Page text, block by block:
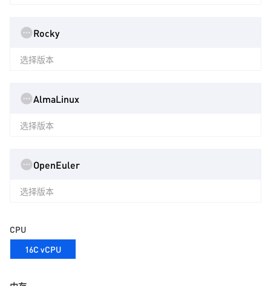
Rocky
选择版本
AlmaLinux
选择版本
OpenEuler
选择版本
CPU
16C vCPU